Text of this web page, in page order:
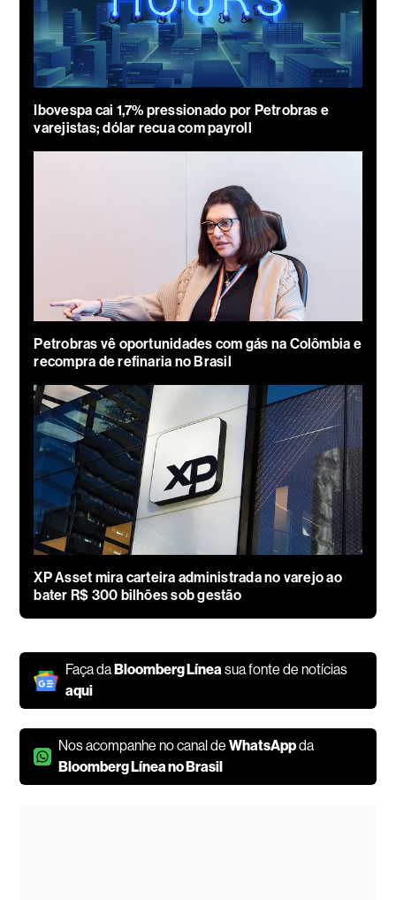
Ibovespa cai 1,7% pressionado por Petrobras e
varejistas; dólar recua com payroll
Petrobras vê oportunidades com gás na Colômbia e
recompra de refinaria no Brasil
XP Asset mira carteira administrada no varejo ao
bater R$ 300 bilhões sob gestão
Faça da Bloomberg Líneasua fonte de notícias
aqui
Nos acompanhe no canal deWhatsAppda
Bloomberg Línea no Brasil